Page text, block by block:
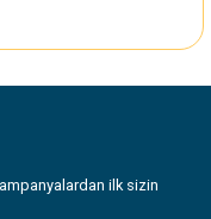
ilk sizin